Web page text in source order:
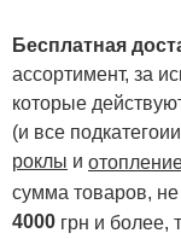
Бесплатная
ассортимент, за
которые
(и все
роклы и
сумма товаров,
4000 грн и более,